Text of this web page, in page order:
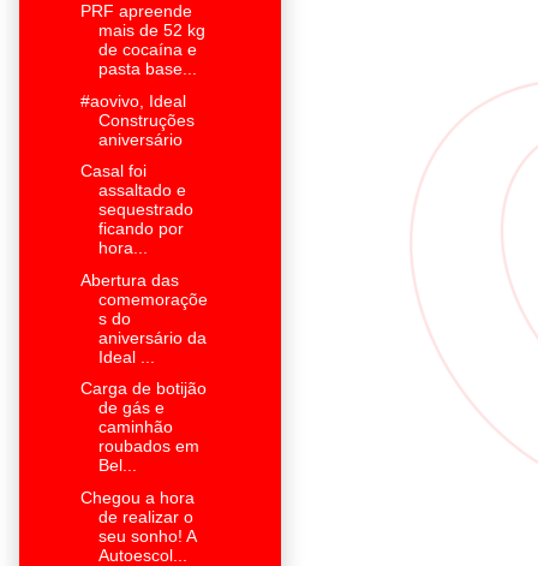
PRF apreende
mais de 52 kg
de cocaína e
pasta base...
#aovivo, Ideal
Construções
aniversário
Casal foi
assaltado e
sequestrado
ficando por
hora...
Abertura das
comemoraçõe
s do
aniversário da
Ideal ...
Carga de botijão
de gás e
caminhão
roubados em
Bel...
Chegou a hora
de realizar o
seu sonho! A
Autoescol...